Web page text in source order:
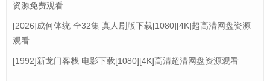
资源免费观看
[2026]成何体统 全32集 真人剧版下载[1080][4K]超高清网盘资源
观看
[1992]新龙门客栈 电影下载[1080][4K]高清超清网盘资源观看